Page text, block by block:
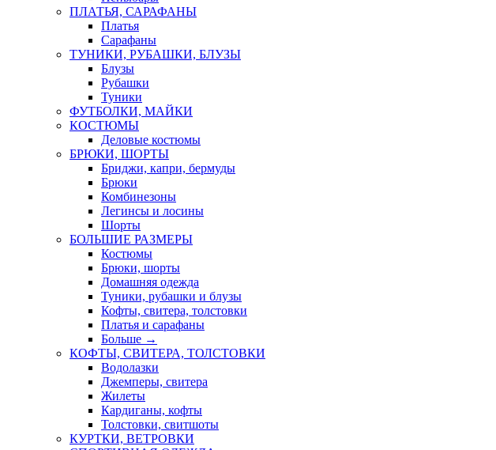
ПЛАТЬЯ, САРАФАНЫ
Платья
Сарафаны
ТУНИКИ, РУБАШКИ, БЛУЗЫ
Блузы
Рубашки
Туники
ФУТБОЛКИ, МАЙКИ
КОСТЮМЫ
Деловые костюмы
БРЮКИ, ШОРТЫ
Бриджи, капри, бермуды
Брюки
Комбинезоны
Легинсы и лосины
Шорты
БОЛЬШИЕ РАЗМЕРЫ
Костюмы
Брюки, шорты
Домашняя одежда
Туники, рубашки и блузы
Кофты, свитера, толстовки
Платья и сарафаны
Больше →
КОФТЫ, СВИТЕРА, ТОЛСТОВКИ
Водолазки
Джемперы, свитера
Жилеты
Кардиганы, кофты
Толстовки, свитшоты
КУРТКИ, ВЕТРОВКИ